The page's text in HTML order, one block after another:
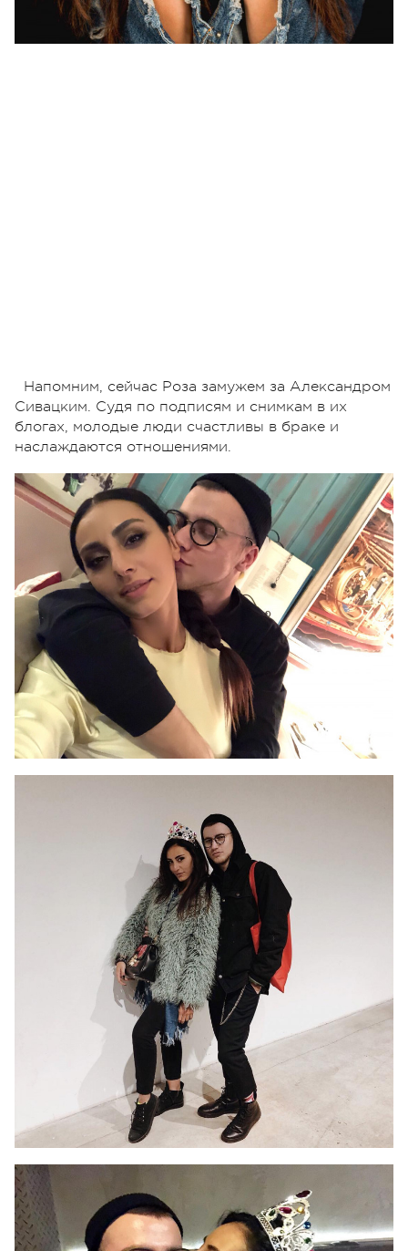
Напомним, сейчас Роза замужем за Александром
Сивацким. Судя по подписям и снимкам в их
блогах, молодые люди счастливы в браке и
наслаждаются отношениями.